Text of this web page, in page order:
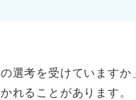
選考を受けています
れることがあります。